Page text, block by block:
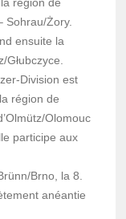
région de
Sohrau/Żory.
ensuite la
Głubczyce.
Division est
région de
Olomouc
participe aux
Brno, la 8.
anéantie